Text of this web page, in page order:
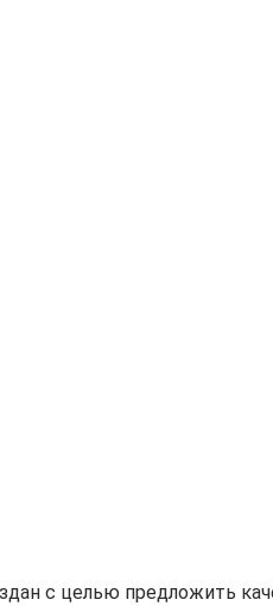
с целью предложить